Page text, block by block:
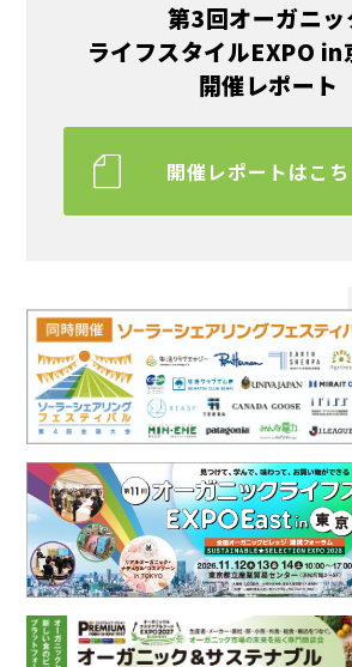
第3回オーガニッ
ライフスタイルEXPO
開催レポート
開催レポートはこち